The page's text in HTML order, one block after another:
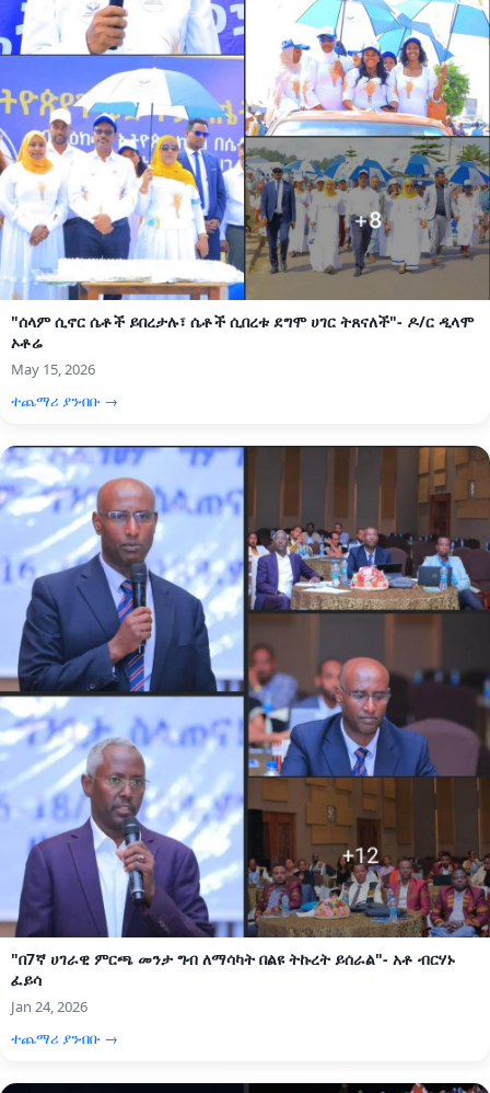
"ሰላም ሲኖር ሴቶች ይበረታሉ፣ ሴቶች ሲበረቱ ደግሞ ሀገር ትጸናለች"- ዶ/ር ዲላሞ
ኦቶሬ
May 15, 2026
ተጨማሪ ያንብቡ →
"በ7ኛ ሀገራዊ ምርጫ መንታ ግብ ለማሳካት በልዩ ትኩረት ይሰራል"- አቶ ብርሃኑ
ፈይሳ
Jan 24, 2026
ተጨማሪ ያንብቡ →